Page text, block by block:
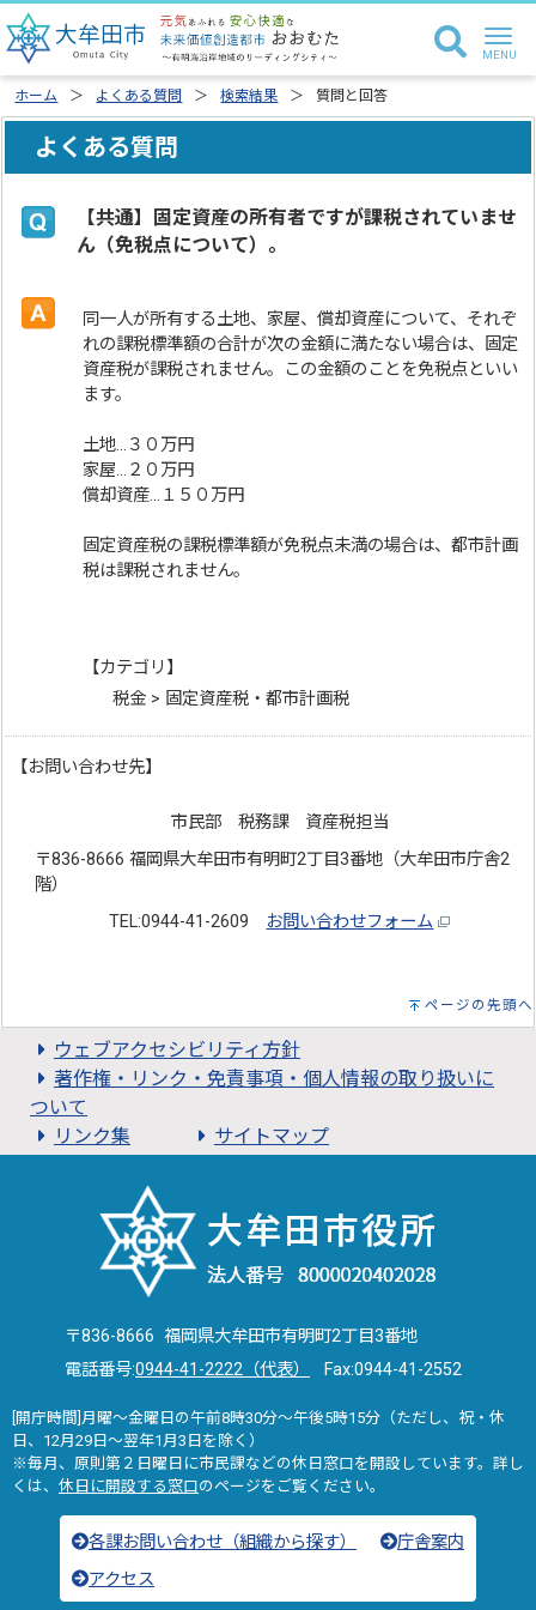
ホーム よくある質問 検索結果 質問と回答
よくある質問
【共通】固定資産の所有者ですが課税されていませ
ん（免税点について）。
同一人が所有する土地、家屋、償却資産について、それぞ
れの課税標準額の合計が次の金額に満たない場合は、固定
資産税が課税されません。この金額のことを免税点といい
ます。
土地…３０万円
家屋…２０万円
償却資産…１５０万円
固定資産税の課税標準額が免税点未満の場合は、都市計画
税は課税されません。
【カテゴリ】
税金 > 固定資産税・都市計画税
【お問い合わせ先】
市民部 税務課 資産税担当
〒836-8666 福岡県大牟田市有明町2丁目3番地（大牟田市庁舎2
階）
TEL:0944-41-2609
お問い合わせフォーム
ページの先頭へ
ウェブアクセシビリティ方針
著作権・リンク・免責事項・個人情報の取り扱いに
ついて
リンク集
サイトマップ
〒836-8666 福岡県大牟田市有明町2丁目3番地
電話番号:0944-41-2222（代表） Fax:0944-41-2552
[開庁時間]月曜～金曜日の午前8時30分～午後5時15分（ただし、祝・休
日、12月29日～翌年1月3日を除く）
※毎月、原則第２日曜日に市民課などの休日窓口を開設しています。詳し
くは、 休日に開設する窓口のページをご覧ください。
各課お問い合わせ（組織から探す）
庁舎案内
アクセス